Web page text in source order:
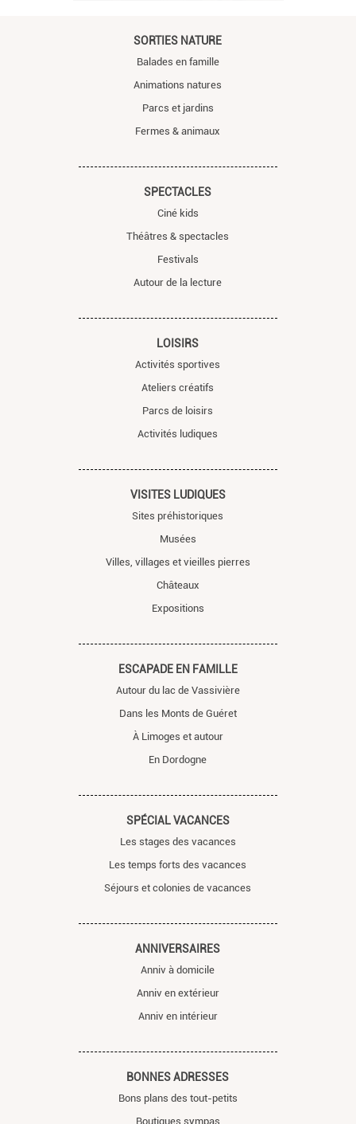
SORTIES NATURE
Balades en famille
Animations natures
Parcs et jardins
Fermes & animaux
SPECTACLES
Ciné kids
Théâtres & spectacles
Festivals
Autour de la lecture
LOISIRS
Activités sportives
Ateliers créatifs
Parcs de loisirs
Activités ludiques
VISITES LUDIQUES
Sites préhistoriques
Musées
Villes, villages et vieilles pierres
Châteaux
Expositions
ESCAPADE EN FAMILLE
Autour du lac de Vassivière
Dans les Monts de Guéret
À Limoges et autour
En Dordogne
SPÉCIAL VACANCES
Les stages des vacances
Les temps forts des vacances
Séjours et colonies de vacances
ANNIVERSAIRES
Anniv à domicile
Anniv en extérieur
Anniv en intérieur
BONNES ADRESSES
Bons plans des tout-petits
Boutiques sympas